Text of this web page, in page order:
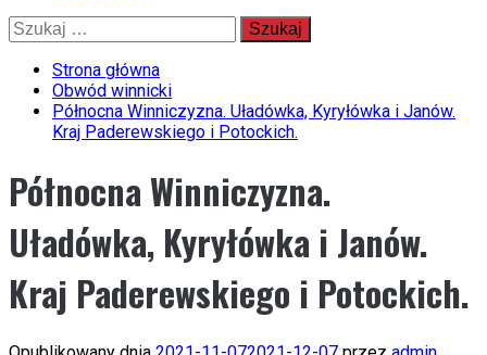
Przejdź
do
treści
Szukaj:
Strona główna
Obwód winnicki
Północna Winniczyzna. Uładówka, Kyryłówka i Janów.
Kraj Paderewskiego i Potockich.
Północna Winniczyzna.
Uładówka, Kyryłówka i Janów.
Kraj Paderewskiego i Potockich.